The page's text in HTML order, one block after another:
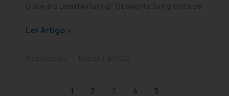
O que é o Lead Nurturing? O Lead Nurturing trata-se
Ler Artigo »
1 2 3 4 5